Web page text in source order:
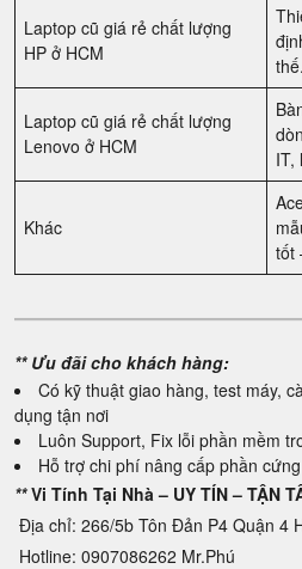
Laptop cũ giá rẻ chất lượng
HP ở HCM
thế.
Laptop cũ giá rẻ chất lượng
Lenovo ở HCM
IT,
Khác
tốt
** Ưu đãi cho khách hàng:
Có kỹ thuật giao hàng, test máy,
dụng tận nơi
Luôn Support, Fix lỗi phần mềm
Hỗ trợ chi phí nâng cấp phần
**Vi Tính Tại Nhà – UY TÍN – TẬN
Địa chỉ: 266/5b Tôn Đản P4 Quận 4
Hotline: 0907086262 Mr.Phú